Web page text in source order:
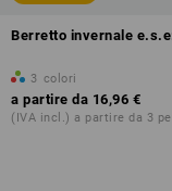
Berretto invernale
3 colori
a partire da 16,96 €
(IVA incl.) a partire da 3